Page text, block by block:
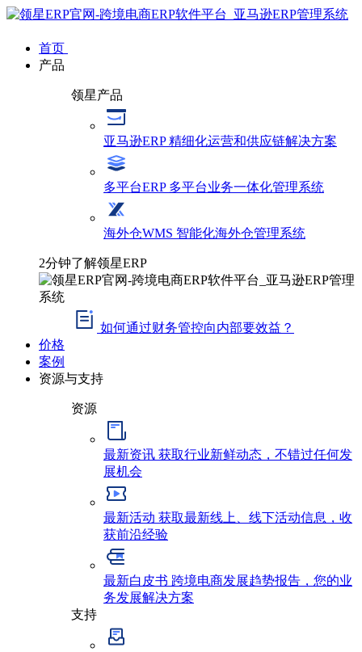
首页
产品
领星产品
亚马逊ERP精细化运营和供应链解决方案
多平台ERP 多平台业务一体化管理系统
海外仓WMS 智能化海外仓管理系统
2分钟了解领星ERP
如何通过财务管控向内部要效益？
价格
案例
资源与支持
资源
最新资讯 获取行业新鲜动态，不错过任何发
展机会
最新活动 获取最新线上、线下活动信息，收
获前沿经验
最新白皮书 跨境电商发展趋势报告，您的业
务发展解决方案
支持